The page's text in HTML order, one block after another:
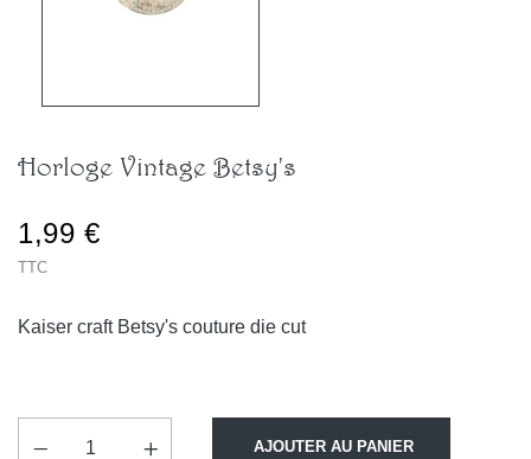
Horloge Vintage Betsy's
1,99 €
TTC
Kaiser craft Betsy's couture die cut
AJOUTER AU PANIER